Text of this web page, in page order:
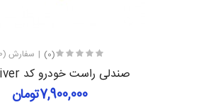
(0) سفارش (0)
صندلی راست خودرو کد 4R-driver
7,900,000تومان